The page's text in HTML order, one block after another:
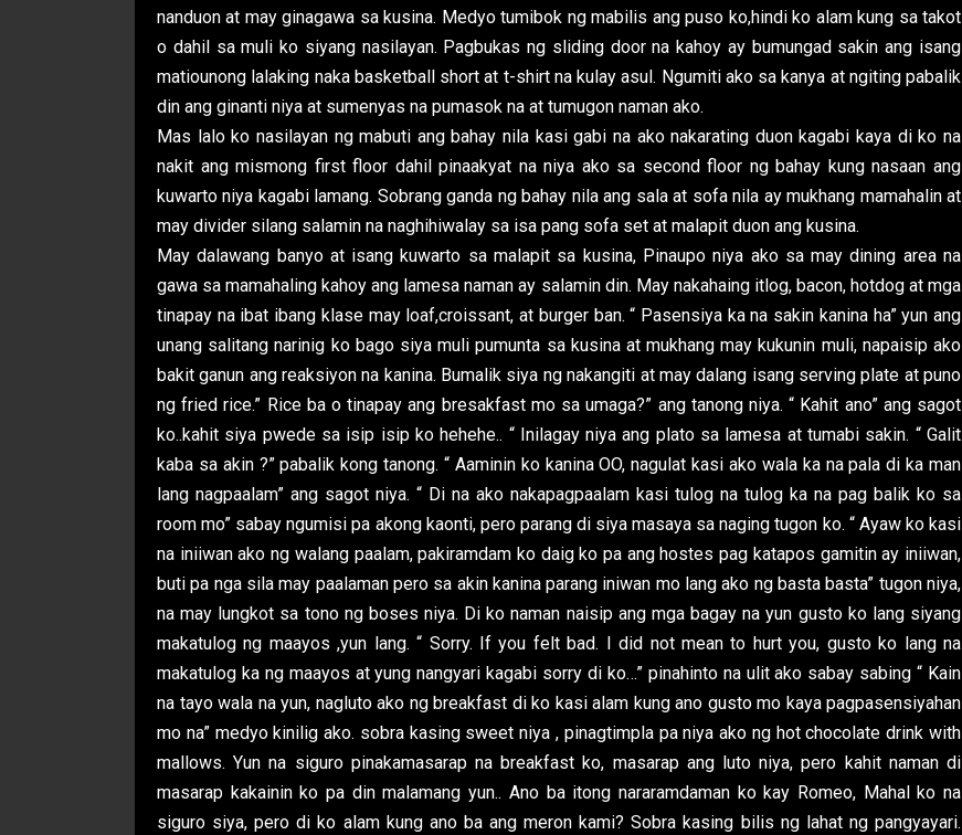
nanduon at may ginagawa sa kusina. Medyo tumibok ng mabilis ang puso ko,hindi ko alam kung sa takot
o dahil sa muli ko siyang nasilayan. Pagbukas ng sliding door na kahoy ay bumungad sakin ang isang
matiounong lalaking naka basketball short at t-shirt na kulay asul. Ngumiti ako sa kanya at ngiting pabalik
din ang ginanti niya at sumenyas na pumasok na at tumugon naman ako.
Mas lalo ko nasilayan ng mabuti ang bahay nila kasi gabi na ako nakarating duon kagabi kaya di ko na
nakit ang mismong first floor dahil pinaakyat na niya ako sa second floor ng bahay kung nasaan ang
kuwarto niya kagabi lamang. Sobrang ganda ng bahay nila ang sala at sofa nila ay mukhang mamahalin at
may divider silang salamin na naghihiwalay sa isa pang sofa set at malapit duon ang kusina.
May dalawang banyo at isang kuwarto sa malapit sa kusina, Pinaupo niya ako sa may dining area na
gawa sa mamahaling kahoy ang lamesa naman ay salamin din. May nakahaing itlog, bacon, hotdog at mga
tinapay na ibat ibang klase may loaf,croissant, at burger ban. “ Pasensiya ka na sakin kanina ha” yun ang
unang salitang narinig ko bago siya muli pumunta sa kusina at mukhang may kukunin muli, napaisip ako
bakit ganun ang reaksiyon na kanina. Bumalik siya ng nakangiti at may dalang isang serving plate at puno
ng fried rice.” Rice ba o tinapay ang bresakfast mo sa umaga?” ang tanong niya. “ Kahit ano” ang sagot
ko..kahit siya pwede sa isip isip ko hehehe.. “ Inilagay niya ang plato sa lamesa at tumabi sakin. “ Galit
kaba sa akin ?” pabalik kong tanong. “ Aaminin ko kanina OO, nagulat kasi ako wala ka na pala di ka man
lang nagpaalam” ang sagot niya. “ Di na ako nakapagpaalam kasi tulog na tulog ka na pag balik ko sa
room mo” sabay ngumisi pa akong kaonti, pero parang di siya masaya sa naging tugon ko. “ Ayaw ko kasi
na iniiwan ako ng walang paalam, pakiramdam ko daig ko pa ang hostes pag katapos gamitin ay iniiwan,
buti pa nga sila may paalaman pero sa akin kanina parang iniwan mo lang ako ng basta basta” tugon niya,
na may lungkot sa tono ng boses niya. Di ko naman naisip ang mga bagay na yun gusto ko lang siyang
makatulog ng maayos ,yun lang. “ Sorry. If you felt bad. I did not mean to hurt you, gusto ko lang na
makatulog ka ng maayos at yung nangyari kagabi sorry di ko…” pinahinto na ulit ako sabay sabing “ Kain
na tayo wala na yun, nagluto ako ng breakfast di ko kasi alam kung ano gusto mo kaya pagpasensiyahan
mo na” medyo kinilig ako. sobra kasing sweet niya , pinagtimpla pa niya ako ng hot chocolate drink with
mallows. Yun na siguro pinakamasarap na breakfast ko, masarap ang luto niya, pero kahit naman di
masarap kakainin ko pa din malamang yun.. Ano ba itong nararamdaman ko kay Romeo, Mahal ko na
siguro siya, pero di ko alam kung ano ba ang meron kami? Sobra kasing bilis ng lahat ng pangyayari.